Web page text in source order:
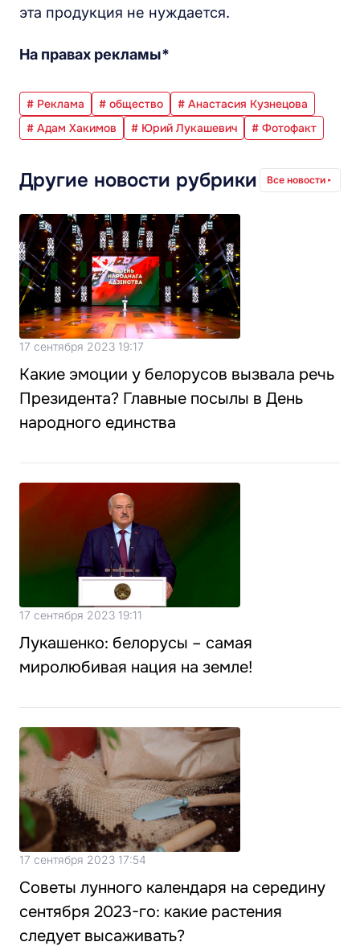
эта продукция не нуждается.
На правах рекламы*
# Реклама # общество
# Анастасия Кузнецова
# Адам Хакимов
# Юрий Лукашевич # Фотофакт
Другие новости рубрики Все новости
17 сентября 2023 19:17
Какие эмоции у белорусов вызвала речь
Президента? Главные посылы в День
народного единства
17 сентября 2023 19:11
Лукашенко: белорусы – самая
миролюбивая нация на земле!
17 сентября 2023 17:54
Советы лунного календаря на середину
сентября 2023-го: какие растения
следует высаживать?